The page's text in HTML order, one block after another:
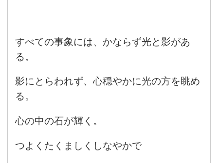
すべての事象には、かならず光と影があ
る。
影にとらわれず、心穏やかに光の方を眺め
る。
心の中の石が輝く。
つよくたくましくしなやかで